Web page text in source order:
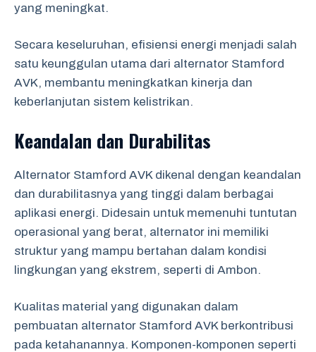
yang meningkat.
Secara keseluruhan, efisiensi energi menjadi salah
satu keunggulan utama dari alternator Stamford
AVK, membantu meningkatkan kinerja dan
keberlanjutan sistem kelistrikan.
Keandalan dan Durabilitas
Alternator Stamford AVK dikenal dengan keandalan
dan durabilitasnya yang tinggi dalam berbagai
aplikasi energi. Didesain untuk memenuhi tuntutan
operasional yang berat, alternator ini memiliki
struktur yang mampu bertahan dalam kondisi
lingkungan yang ekstrem, seperti di Ambon.
Kualitas material yang digunakan dalam
pembuatan alternator Stamford AVK berkontribusi
pada ketahanannya. Komponen-komponen seperti